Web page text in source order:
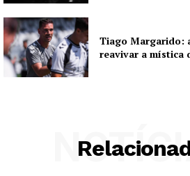
Tiago Margarido:
reavivar a mística